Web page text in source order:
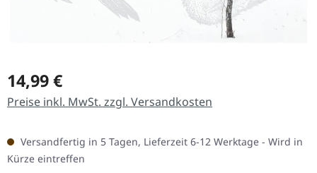
Regulärer Preis:
14,99 €
Preise inkl. MwSt. zzgl. Versandkosten
Versandfertig in 5 Tagen, Lieferzeit 6-12 Werktage - Wird in
Kürze eintreffen